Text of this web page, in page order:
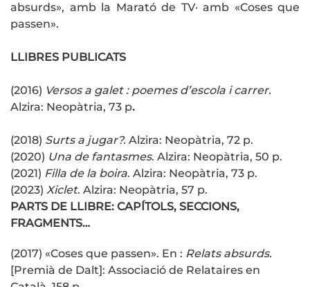
absurds», amb la Marató de TV· amb «Coses que
passen».
LLIBRES PUBLICATS
(2016) Versos a galet : poemes d’escola i carrer.
Alzira: Neopàtria, 73 p.
(2018) Surts a jugar?. Alzira: Neopàtria, 72 p.
(2020) Una de fantasmes. Alzira: Neopàtria, 50 p.
(2021) Filla de la boira. Alzira: Neopàtria, 73 p.
(2023) Xiclet. Alzira: Neopàtria, 57 p.
PARTS DE LLIBRE: CAPÍTOLS, SECCIONS,
FRAGMENTS…
(2017) «Coses que passen». En : Relats absurds.
[Premià de Dalt]: Associació de Relataires en